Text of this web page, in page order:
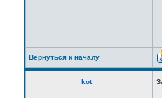
Вернуться к началу
kot_